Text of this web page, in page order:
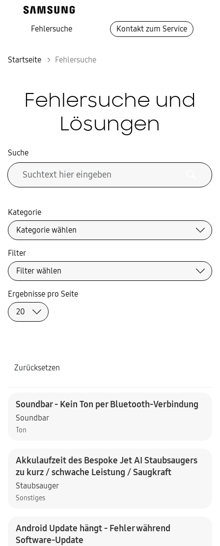
Fehlersuche Kontakt zum Service
Startseite Fehlersuche
Fehlersuche und
Lösungen
Suche
Kategorie
Filter
Zurücksetzen
Ergebnisse pro Seite
Soundbar - Kein Ton per Bluetooth-Verbindung
Soundbar
Ton
Akkulaufzeit des Bespoke Jet AI Staubsaugers
zu kurz / schwache Leistung / Saugkraft
Staubsauger
Sonstiges
Android Update hängt - Fehler während
Software-Update